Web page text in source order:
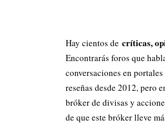
Hay cientos de críticas,
Encontrarás foros que
conversaciones en
reseñas desde 2012, pero
bróker de divisas y
de que este bróker lleve